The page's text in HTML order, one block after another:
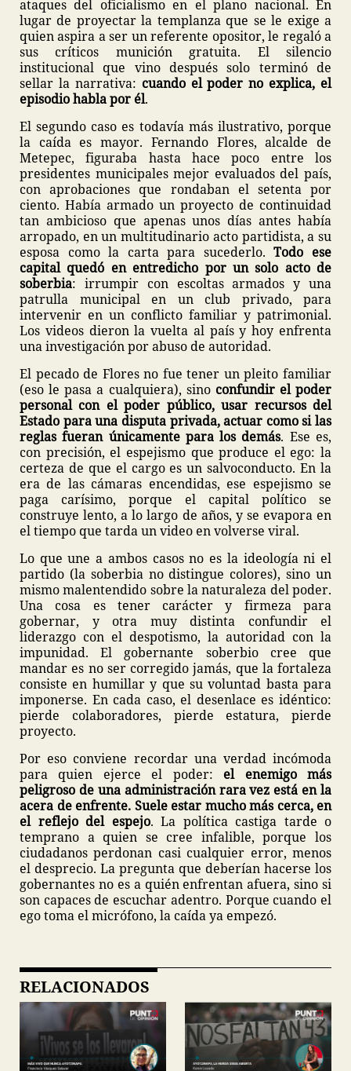
ataques del oficialismo en el plano nacional. En
lugar de proyectar la templanza que se le exige a
quien aspira a ser un referente opositor, le regaló a
sus críticos munición gratuita. El silencio
institucional que vino después solo terminó de
sellar la narrativa: cuando el poder no explica, el
episodio habla por él.
El segundo caso es todavía más ilustrativo, porque
la caída es mayor. Fernando Flores, alcalde de
Metepec, figuraba hasta hace poco entre los
presidentes municipales mejor evaluados del país,
con aprobaciones que rondaban el setenta por
ciento. Había armado un proyecto de continuidad
tan ambicioso que apenas unos días antes había
arropado, en un multitudinario acto partidista, a su
esposa como la carta para sucederlo.Todo ese
capital quedó en entredicho por un solo acto de
soberbia: irrumpir con escoltas armados y una
patrulla municipal en un club privado, para
intervenir en un conflicto familiar y patrimonial.
Los videos dieron la vuelta al país y hoy enfrenta
una investigación por abuso de autoridad.
El pecado de Flores no fue tener un pleito familiar
(eso le pasa a cualquiera), sino confundir el poder
personal con el poder público, usar recursos del
Estado para una disputa privada, actuar como si las
reglas fueran únicamente para los demás. Ese es,
con precisión, el espejismo que produce el ego: la
certeza de que el cargo es un salvoconducto. En la
era de las cámaras encendidas, ese espejismo se
paga carísimo, porque el capital político se
construye lento, a lo largo de años, y se evapora en
el tiempo que tarda un video en volverse viral.
Lo que une a ambos casos no es la ideología ni el
partido (la soberbia no distingue colores), sino un
mismo malentendido sobre la naturaleza del poder.
Una cosa es tener carácter y firmeza para
gobernar, y otra muy distinta confundir el
liderazgo con el despotismo, la autoridad con la
impunidad. El gobernante soberbio cree que
mandar es no ser corregido jamás, que la fortaleza
consiste en humillar y que su voluntad basta para
imponerse. En cada caso, el desenlace es idéntico:
pierde colaboradores, pierde estatura, pierde
proyecto.
Por eso conviene recordar una verdad incómoda
para quien ejerce el poder: el enemigo más
peligroso de una administración rara vez está en la
acera de enfrente. Suele estar mucho más cerca, en
el reflejo del espejo. La política castiga tarde o
temprano a quien se cree infalible, porque los
ciudadanos perdonan casi cualquier error, menos
el desprecio. La pregunta que deberían hacerse los
gobernantes no es a quién enfrentan afuera, sino si
son capaces de escuchar adentro. Porque cuando el
ego toma el micrófono, la caída ya empezó.
RELACIONADOS